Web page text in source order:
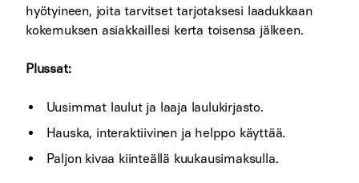
hyötyineen, joita tarvitset tarjotaksesi laadukkaan
kokemuksen asiakkaillesi kerta toisensa jälkeen.
Plussat:
Uusimmat laulut ja laaja laulukirjasto.
Hauska, interaktiivinen ja helppo käyttää.
Paljon kivaa kiinteällä kuukausimaksulla.